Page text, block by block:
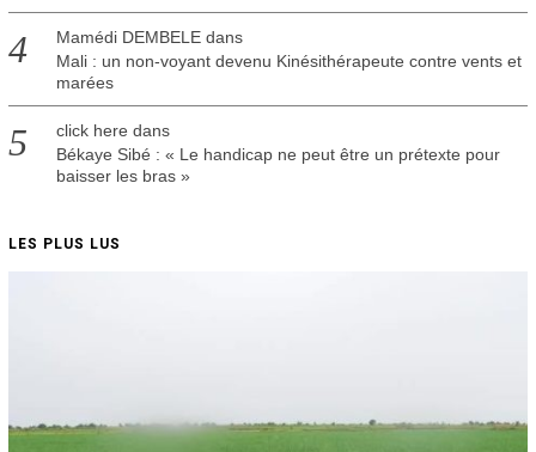
Mamédi DEMBELEdans
Mali : un non-voyant devenu Kinésithérapeute contre vents et
marées
click here dans
Békaye Sibé : « Le handicap ne peut être un prétexte pour
baisser les bras »
LES PLUS LUS